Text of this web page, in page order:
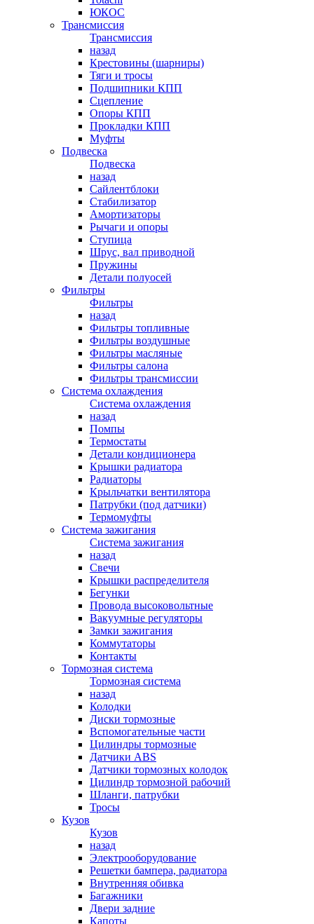
ЮКОС
Трансмиссия
Трансмиссия
назад
Крестовины (шарниры)
Тяги и тросы
Подшипники КПП
Сцепление
Опоры КПП
Прокладки КПП
Муфты
Подвеска
Подвеска
назад
Сайлентблоки
Стабилизатор
Амортизаторы
Рычаги и опоры
Ступица
Шрус, вал приводной
Пружины
Детали полуосей
Фильтры
Фильтры
назад
Фильтры топливные
Фильтры воздушные
Фильтры масляные
Фильтры салона
Фильтры трансмиссии
Система охлаждения
Система охлаждения
назад
Помпы
Термостаты
Детали кондиционера
Крышки радиатора
Радиаторы
Крыльчатки вентилятора
Патрубки (под датчики)
Термомуфты
Система зажигания
Система зажигания
назад
Свечи
Крышки распределителя
Бегунки
Провода высоковольтные
Вакуумные регуляторы
Замки зажигания
Коммутаторы
Контакты
Тормозная система
Тормозная система
назад
Колодки
Диски тормозные
Вспомогательные части
Цилиндры тормозные
Датчики ABS
Датчики тормозных колодок
Цилиндр тормозной рабочий
Шланги, патрубки
Тросы
Кузов
Кузов
назад
Электрооборудование
Решетки бампера, радиатора
Внутренняя обивка
Багажники
Двери задние
Капоты